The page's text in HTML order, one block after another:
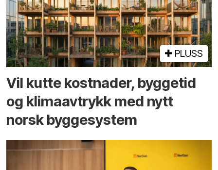
PLUSS
Vil kutte kostnader, byggetid
og klima­avtrykk med nytt
norsk bygge­system